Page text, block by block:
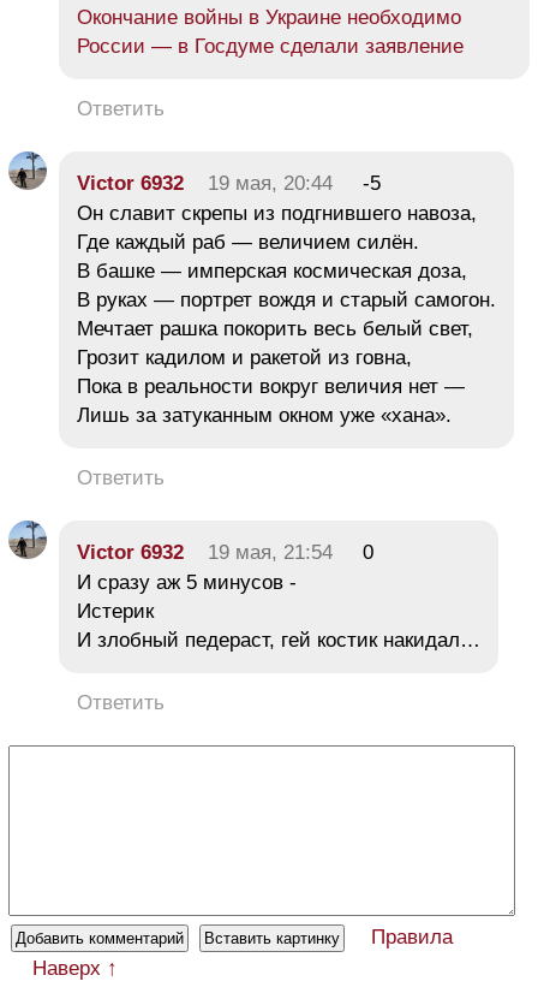
Окончание войны в Украине необходимо
России — в Госдуме сделали заявление
Ответить
Victor 6932 19 мая, 20:44
-5
Он славит скрепы из подгнившего навоза,
Где каждый раб — величием силён.
В башке — имперская космическая доза,
В руках — портрет вождя и старый самогон.
Мечтает рашка покорить весь белый свет,
Грозит кадилом и ракетой из говна,
Пока в реальности вокруг величия нет —
Лишь за затуканным окном уже «хана».
Ответить
Victor 6932 19 мая, 21:54
0
И сразу аж 5 минусов -
Истерик
И злобный педераст, гей костик накидал…
Ответить
Правила
Наверх ↑